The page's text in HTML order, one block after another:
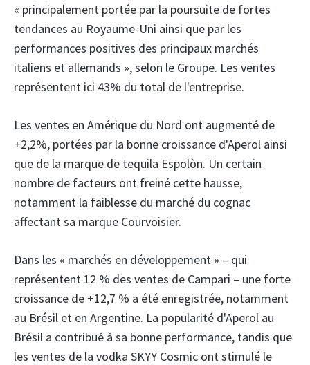
« principalement portée par la poursuite de fortes
tendances au Royaume-Uni ainsi que par les
performances positives des principaux marchés
italiens et allemands », selon le Groupe. Les ventes
représentent ici 43% du total de l'entreprise.
Les ventes en Amérique du Nord ont augmenté de
+2,2%, portées par la bonne croissance d'Aperol ainsi
que de la marque de tequila Espolòn. Un certain
nombre de facteurs ont freiné cette hausse,
notamment la faiblesse du marché du cognac
affectant sa marque Courvoisier.
Dans les « marchés en développement » – qui
représentent 12 % des ventes de Campari – une forte
croissance de +12,7 % a été enregistrée, notamment
au Brésil et en Argentine. La popularité d'Aperol au
Brésil a contribué à sa bonne performance, tandis que
les ventes de la vodka SKYY Cosmic ont stimulé le